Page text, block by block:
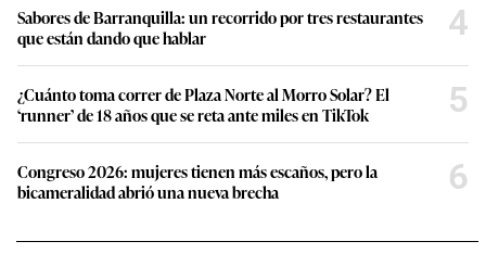
Sabores de Barranquilla: un recorrido por tres restaurantes
que están dando que hablar
4
¿Cuánto toma correr de Plaza Norte al Morro Solar? El
‘runner’ de 18 años que se reta ante miles en TikTok
5
Congreso 2026: mujeres tienen más escaños, pero la
bicameralidad abrió una nueva brecha
6